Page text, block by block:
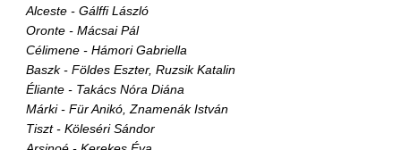
Alceste - Gálffi László
Oronte - Mácsai Pál
Célimene - Hámori Gabriella
Baszk - Földes Eszter, Ruzsik Katalin
Éliante - Takács Nóra Diána
Márki - Für Anikó, Znamenák István
Tiszt - Köleséri Sándor